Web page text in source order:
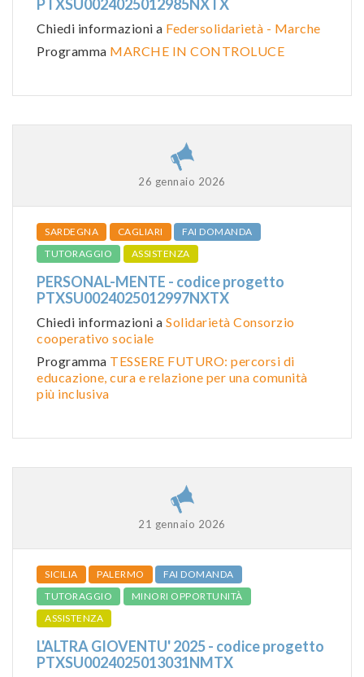
PTXSU0024025012985NXTX
Chiedi informazioni a Federsolidarietà - Marche
Programma MARCHE IN CONTROLUCE
26 gennaio 2026
SARDEGNA CAGLIARI
FAI DOMANDA
TUTORAGGIO
ASSISTENZA
PERSONAL-MENTE - codice progetto
PTXSU0024025012997NXTX
Chiedi informazioni a Solidarietà Consorzio
cooperativo sociale
Programma TESSERE FUTURO: percorsi di
educazione, cura e relazione per una comunità
più inclusiva
21 gennaio 2026
SICILIA PALERMO
FAI DOMANDA
TUTORAGGIO
MINORI OPPORTUNITÀ
ASSISTENZA
L'ALTRA GIOVENTU' 2025 - codice progetto
PTXSU0024025013031NMTX